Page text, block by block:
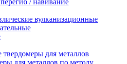
/ навивание
вулканизационные
для металлов
для металлов по методу